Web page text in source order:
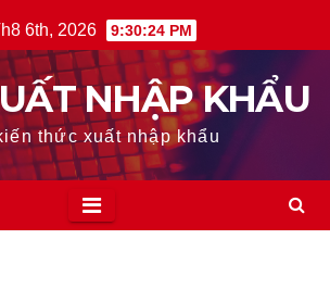
6th, 2026 9:30:26 PM
NHẬP KHẨU
thức xuất nhập khẩu